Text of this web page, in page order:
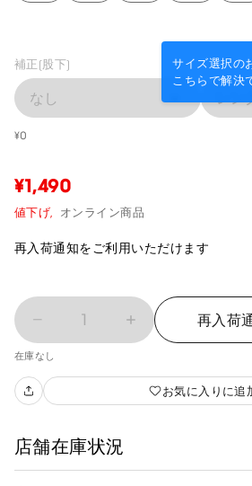
サイズ選択の
こちらで解決
補正(股下)
なし レン
¥0
¥1,490
値下げ, オンライン商品
再入荷通知をご利用いただけます
1 再入荷
在庫なし
お気に入りに追
店舗在庫状況